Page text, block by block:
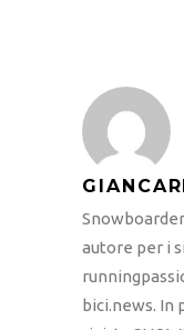
autore per i
bici.news. In